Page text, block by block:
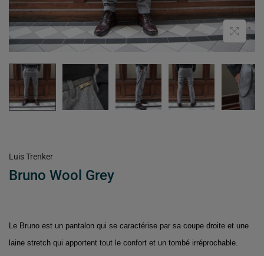
Luis Trenker
Bruno Wool Grey
Le Bruno est un pantalon qui se caractérise par sa coupe droite et une
laine stretch qui apportent tout le confort et un tombé irréprochable.